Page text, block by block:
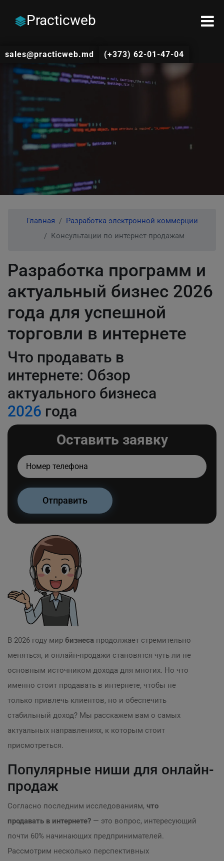
Practicweb
sales@practicweb.md (+373) 62-01-47-04
Главная
Разработка электронной коммерции
Консультации по интернет-продажам
Разработка программ и
актуальный бизнес 2026
года для успешной
торговли в интернете
Что продавать в
интернете: Обзор
актуального бизнеса
2026 года
Оставить заявку
В 2026 году мир бизнеса продолжает стремительно
меняться, и онлайн-продажи становятся чуть ли не
основным источником дохода для многих. Но что
именно стоит продавать в интернете, чтобы не
только привлечь клиентов, но и обеспечить
стабильный доход? Мы расскажем вам о самых
актуальных направлениях, к которым стоит
присмотреться.
Популярные ниши для онлайн-
продаж
Согласно последним исследованиям, что
продавать в интернете? — это вопрос, интересующий
почти 60% начинающих предпринимателей.
Рассмотрим несколько перспективных